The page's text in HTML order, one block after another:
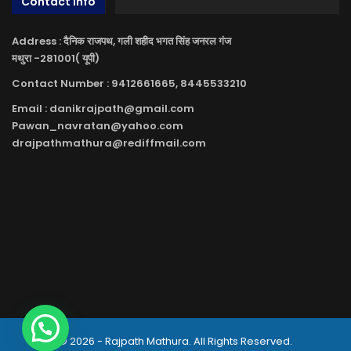
Address : दैनिक राजपथ, गली शहीद भगत सिंह जनरल गंज
मथुरा -281001( यूपी)
Contact Number : 9412661665, 8445533210
Email : danikrajpath@gmail.com
Pawan_navratan@yahoo.com
drajpathmathura@rediffmail.com
© 2026 - Rajpath Mathura. All Rights Reserved.